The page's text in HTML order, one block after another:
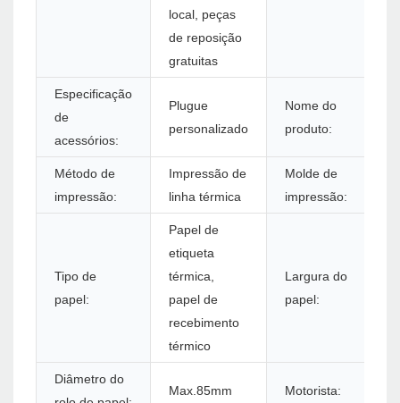
local, peças
de reposição
gratuitas
Especificação
de
acessórios:
Plugue
personalizado
Nome do
produto:
Método de
impressão:
Impressão de
linha térmica
Molde de
impressão:
Tipo de
papel:
Papel de
etiqueta
térmica,
papel de
recebimento
térmico
Largura do
papel:
Diâmetro do
Max.85mm Motorista: